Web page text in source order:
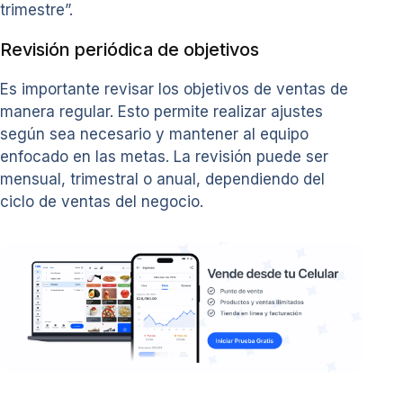
trimestre”.
Revisión periódica de objetivos
Es importante revisar los objetivos de ventas de
manera regular. Esto permite realizar ajustes
según sea necesario y mantener al equipo
enfocado en las metas. La revisión puede ser
mensual, trimestral o anual, dependiendo del
ciclo de ventas del negocio.